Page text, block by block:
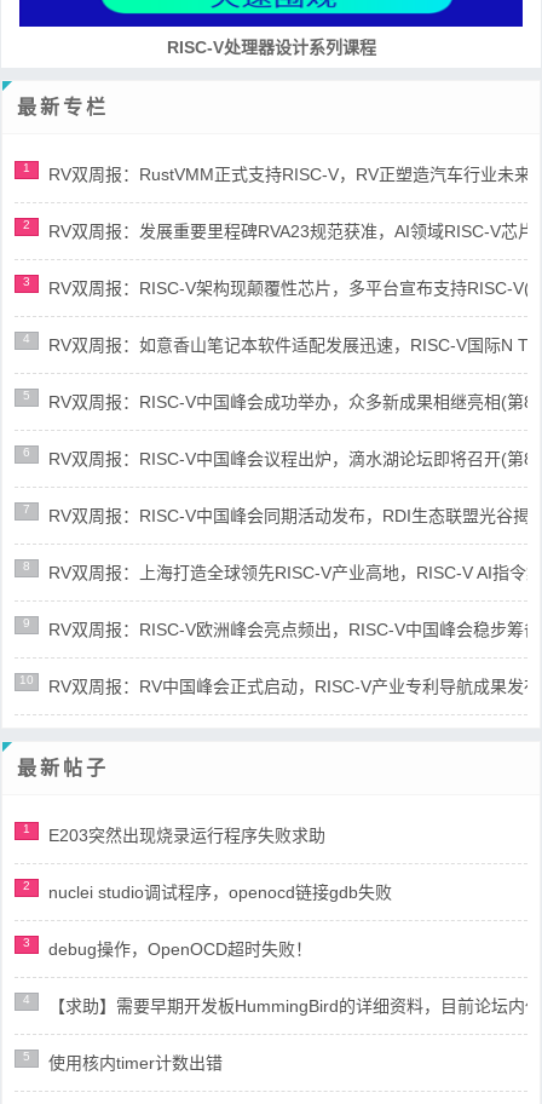
RISC-V处理器设计系列课程
最新专栏
1 RV双周报：RustVMM正式支持RISC-V，RV正塑造汽车行业未来
2 RV双周报：发展重要里程碑RVA23规范获准，AI领域RISC-V芯
3 RV双周报：RISC-V架构现颠覆性芯片，多平台宣布支持RISC-V(
4 RV双周报：如意香山笔记本软件适配发展迅速，RISC-V国际N
5 RV双周报：RISC-V中国峰会成功举办，众多新成果相继亮相(第
6 RV双周报：RISC-V中国峰会议程出炉，滴水湖论坛即将召开(第
7 RV双周报：RISC-V中国峰会同期活动发布，RDI生态联盟光谷揭
8 RV双周报：上海打造全球领先RISC-V产业高地，RISC-V AI指令
9 RV双周报：RISC-V欧洲峰会亮点频出，RISC-V中国峰会稳步筹
10 RV双周报：RV中国峰会正式启动，RISC-V产业专利导航成果发
最新帖子
1 E203突然出现烧录运行程序失败求助
2 nuclei studio调试程序，openocd链接gdb失败
3 debug操作，OpenOCD超时失败！
4 【求助】需要早期开发板HummingBird的详细资料，目前论坛内
5 使用核内timer计数出错